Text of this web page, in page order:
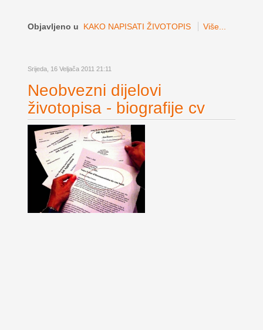
Objavljeno u KAKO NAPISATI ŽIVOTOPIS Više...
Srijeda, 16 Veljača 2011 21:11
Neobvezni dijelovi
životopisa - biografije cv